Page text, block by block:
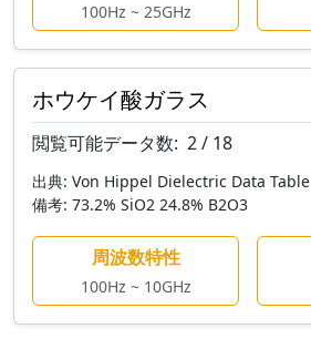
100Hz ~ 25GHz
ホウケイ酸ガラス
閲覧可能データ数: 2 / 18
出典: Von Hippel Dielectric Data Table
備考: 73.2% SiO2 24.8% B2O3
周波数特性
100Hz ~ 10GHz